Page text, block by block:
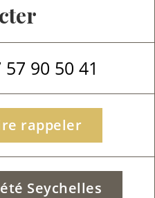
57 90 50 41
rappeler
Seychelles